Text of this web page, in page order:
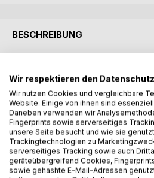
BESCHREIBUNG
Feemke, die Personalleiterin
ahnt nicht, dass sie als
bestimmt ist, die ein skrupelloses
Macht anführt, als sie Roda, dem
Start-Up, auf einer Business-
Als Roda versucht, einem Burn-
nach Frankreich. Er ahnt nicht,
im Fokus mächtiger,
Wir respektieren den Datenschutz
Wir nutzen Cookies und vergleichbare
Website. Einige von ihnen sind
Daneben verwenden wir
Fingerprints sowie serverseitiges
unsere Seite besucht und wie sie
Trackingtechnologien zu
serverseitiges Tracking sowie auch
geräteübergreifend Cookies,
sowie gehashte E-Mail-Adressen